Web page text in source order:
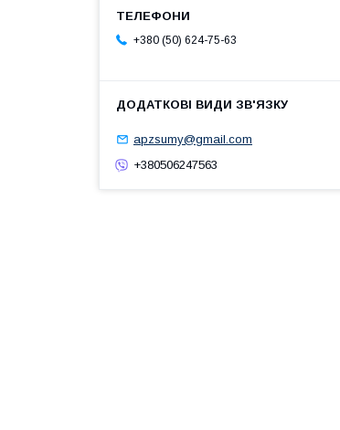
+380 (50) 624-75-63
apzsumy@gmail.com
+380506247563